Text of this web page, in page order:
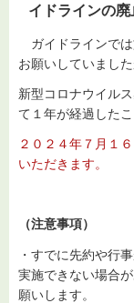
イドラインの
ガイドラインでは
お願いしていました
新型コロナウイル
て１年が経過したこ
２０２４年７月１
いただきます。
（注意事項）
・すでに先約や行
実施できない場合
願いします。